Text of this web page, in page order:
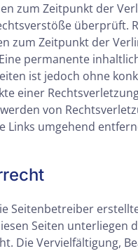
zum Zeitpunkt der
überprüft.
zum Zeitpunkt der
permanente
ist jedoch ohne
einer
von
Links umgehend
Seitenbetreiber
Seiten unterliegen
Die Vervielfältigung,